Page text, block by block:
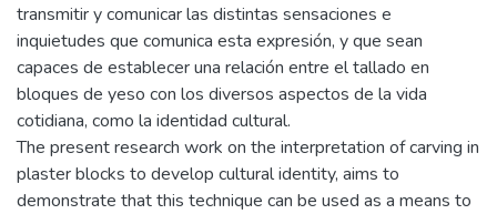
transmitir y comunicar las distintas sensaciones e
inquietudes que comunica esta expresión, y que sean
capaces de establecer una relación entre el tallado en
bloques de yeso con los diversos aspectos de la vida
cotidiana, como la identidad cultural.
The present research work on the interpretation of carving in
plaster blocks to develop cultural identity, aims to
demonstrate that this technique can be used as a means to